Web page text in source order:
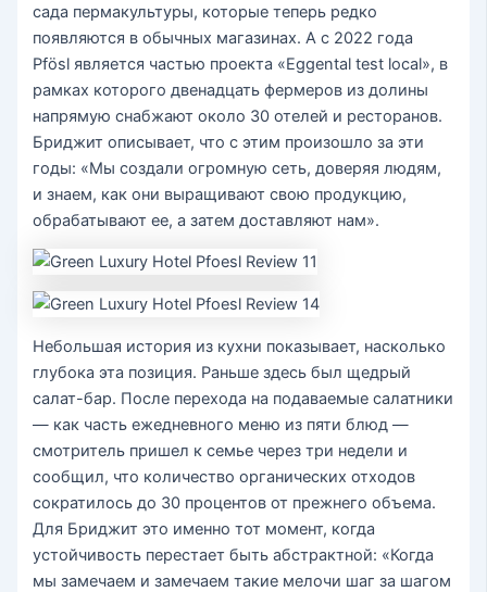
сада пермакультуры, которые теперь редко
появляются в обычных магазинах. А с 2022 года
Pfösl является частью проекта «Eggental test local», в
рамках которого двенадцать фермеров из долины
напрямую снабжают около 30 отелей и ресторанов.
Бриджит описывает, что с этим произошло за эти
годы: «Мы создали огромную сеть, доверяя людям,
и знаем, как они выращивают свою продукцию,
обрабатывают ее, а затем доставляют нам».
Небольшая история из кухни показывает, насколько
глубока эта позиция. Раньше здесь был щедрый
салат-бар. После перехода на подаваемые салатники
— как часть ежедневного меню из пяти блюд —
смотритель пришел к семье через три недели и
сообщил, что количество органических отходов
сократилось до 30 процентов от прежнего объема.
Для Бриджит это именно тот момент, когда
устойчивость перестает быть абстрактной: «Когда
мы замечаем и замечаем такие мелочи шаг за шагом